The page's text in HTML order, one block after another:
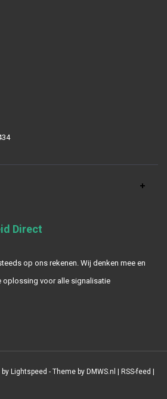
Direct
op ons rekenen. Wij denken mee en
oplossing voor alle signalisatie
by Lightspeed - Theme by DMWS.nl RSS-feed